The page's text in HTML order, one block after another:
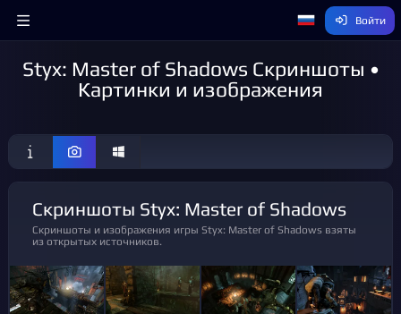
Войти
Styx: Master of Shadows Скриншоты •
Картинки и изображения
Скриншоты Styx: Master of Shadows
Скриншоты и изображения игры Styx: Master of Shadows взяты
из открытых источников.